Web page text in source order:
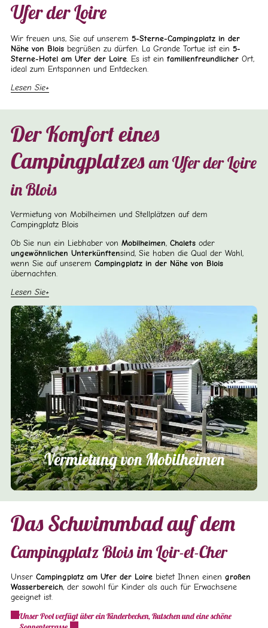
Ufer der Loire
Wir freuen uns, Sie auf unserem 5-Sterne-Campingplatz in der
Nähe von Bloisbegrüßen zu dürfen. La Grande Tortue ist ein 5-
Sterne-Hotel am Ufer der Loire. Es ist ein familienfreundlicherOrt,
ideal zum Entspannen und Entdecken.
Lesen Sie
Der Komfort eines
Campingplatzesam Ufer der Loire
in Blois
Vermietung von Mobilheimen und Stellplätzen auf dem
Campingplatz Blois
Ob Sie nun ein Liebhaber von Mobilheimen, Chaletsoder
ungewöhnlichen Unterkünftensind, Sie haben die Qual der Wahl,
wenn Sie auf unserem Campingplatz in der Nähe von Blois
übernachten.
Lesen Sie
Vermietung von Mobilheimen
Das Schwimmbad auf dem
Campingplatz Blois im Loir-et-Cher
Unser Campingplatz am Ufer der Loirebietet Ihnen einen großen
Wasserbereich, der sowohl für Kinder als auch für Erwachsene
geeignet ist.
Unser Pool verfügt über ein Kinderbecken, Rutschen und eine schöne